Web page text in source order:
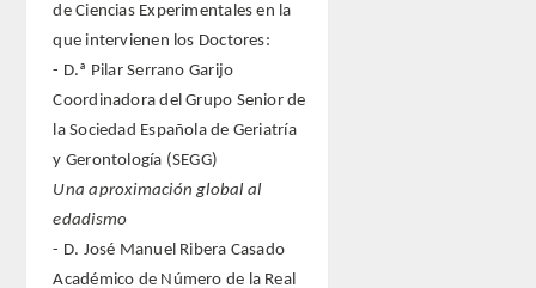
de Ciencias Experimentales en la
que intervienen los Doctores:
- D.ª Pilar Serrano Garijo
Coordinadora del Grupo Senior de
la Sociedad Española de Geriatría
y Gerontología (SEGG)
Una aproximación global al
edadismo
- D. José Manuel Ribera Casado
Académico de Número de la Real